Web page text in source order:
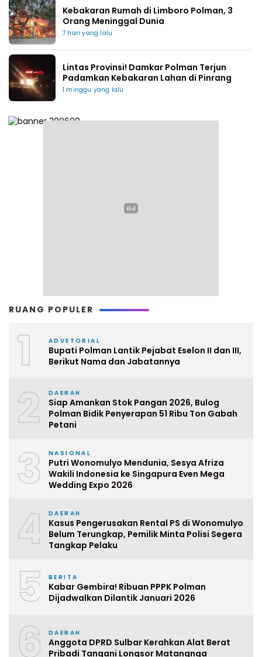
Kebakaran Rumah di Limboro Polman, 3
Orang Meninggal Dunia
7 hari yang lalu
Lintas Provinsi! Damkar Polman Terjun
Padamkan Kebakaran Lahan di Pinrang
1 minggu yang lalu
RUANG POPULER
1 ADVETORIAL
Bupati Polman Lantik Pejabat Eselon II dan III,
Berikut Nama dan Jabatannya
2 DAERAH
Siap Amankan Stok Pangan 2026, Bulog
Polman Bidik Penyerapan 51 Ribu Ton Gabah
Petani
3 NASIONAL
Putri Wonomulyo Mendunia, Sesya Afriza
Wakili Indonesia ke Singapura Even Mega
Wedding Expo 2026
4 DAERAH
Kasus Pengerusakan Rental PS di Wonomulyo
Belum Terungkap, Pemilik Minta Polisi Segera
Tangkap Pelaku
5 BERITA
Kabar Gembira! Ribuan PPPK Polman
Dijadwalkan Dilantik Januari 2026
6 DAERAH
Anggota DPRD Sulbar Kerahkan Alat Berat
Pribadi Tangani Longsor Matangnga